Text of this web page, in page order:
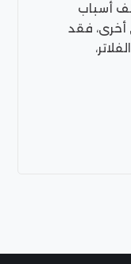
أسباب
فقد